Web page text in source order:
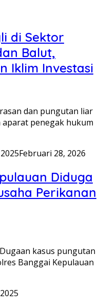
di Sektor
Balut,
Iklim Investasi
dan pungutan liar
penegak hukum
Februari 28, 2026
Diduga
Perikanan
kasus pungutan
Banggai Kepulauan